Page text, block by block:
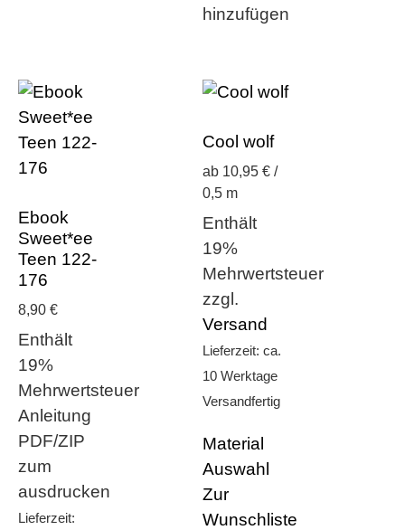
hinzufügen
Ebook
Sweet*ee
Teen 122-
176
8,90 €
Enthält
19%
Mehrwertsteuer
Anleitung
PDF/ZIP
zum
ausdrucken
Lieferzeit:
Cool wolf
ab 10,95 € /
0,5 m
Enthält
19%
Mehrwertsteuer
zzgl.
Versand
Lieferzeit: ca.
10 Werktage
Versandfertig
Material
Auswahl
Zur
Wunschliste